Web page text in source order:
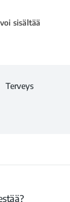
sisältää